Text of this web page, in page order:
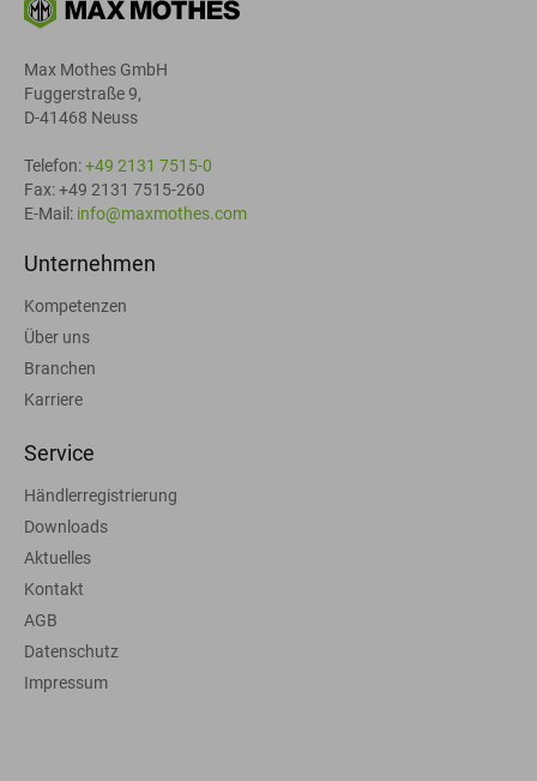
Max Mothes GmbH
Fuggerstraße 9,
D-41468 Neuss
Telefon:+49 2131 7515-0
Fax: +49 2131 7515-260
E-Mail: info@maxmothes.com
Unternehmen
Kompetenzen
Über uns
Branchen
Karriere
Service
Händlerregistrierung
Downloads
Aktuelles
Kontakt
AGB
Datenschutz
Impressum